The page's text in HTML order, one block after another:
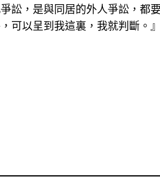
訟，是與同居的外人爭訟，都
可以呈到我這裏，我就判斷。